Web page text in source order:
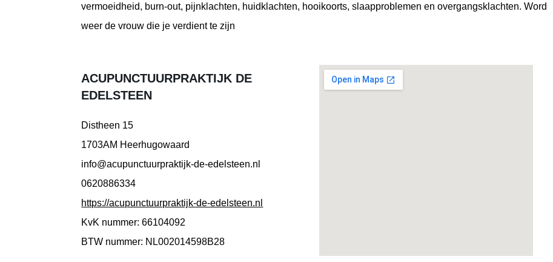
vermoeidheid, burn-out, pijnklachten, huidklachten, hooikoorts, slaapproblemen en overgangsklachten. Word
weer de vrouw die je verdient te zijn
ACUPUNCTUURPRAKTIJK DE
EDELSTEEN
Distheen 15
1703AM Heerhugowaard
info@acupunctuurpraktijk-de-edelsteen.nl
0620886334
https://acupunctuurpraktijk-de-edelsteen.nl
KvK nummer: 66104092
BTW nummer: NL002014598B28